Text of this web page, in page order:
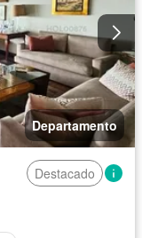
Departamento
Destacado